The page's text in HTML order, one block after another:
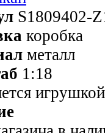
S1809402-
коробка
металл
1:18